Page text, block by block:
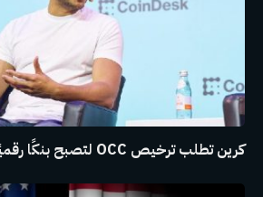
كرين تطلب ترخيص OCC لتصبح بنكًا رقميًا فيدراليًا